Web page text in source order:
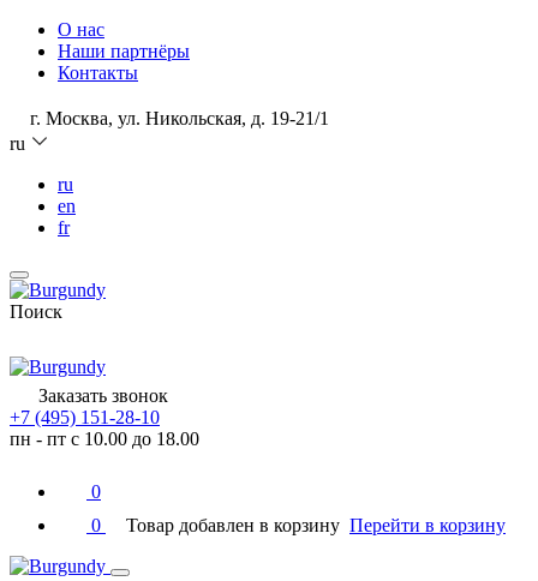
О нас
Наши партнёры
Контакты
г. Москва, ул. Никольская, д. 19-21/1
ru
ru
en
fr
Поиск
Заказать звонок
+7 (495) 151-28-10
пн - пт с 10.00 до 18.00
0
0
Товар добавлен в корзину Перейти в корзину